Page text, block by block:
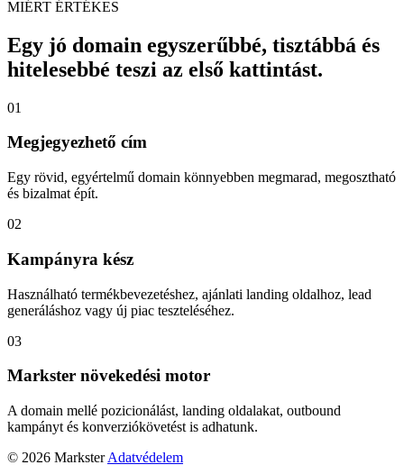
MIÉRT ÉRTÉKES
Egy jó domain egyszerűbbé, tisztábbá és
hitelesebbé teszi az első kattintást.
01
Megjegyezhető cím
Egy rövid, egyértelmű domain könnyebben megmarad, megosztható
és bizalmat épít.
02
Kampányra kész
Használható termékbevezetéshez, ajánlati landing oldalhoz, lead
generáláshoz vagy új piac teszteléséhez.
03
Markster növekedési motor
A domain mellé pozicionálást, landing oldalakat, outbound
kampányt és konverziókövetést is adhatunk.
© 2026 Markster Adatvédelem